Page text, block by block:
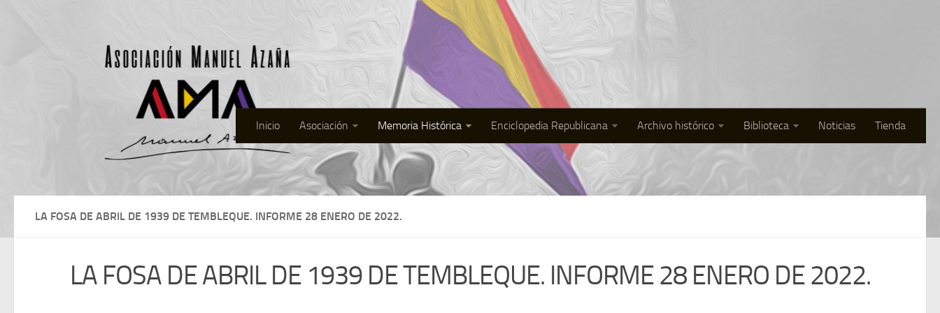
Inicio Asociación Memoria Histórica Enciclopedia Republicana Archivo histórico Biblioteca Noticias Tienda
LA FOSA DE ABRIL DE 1939 DE TEMBLEQUE. INFORME 28 ENERO DE 2022.
LA FOSA DE ABRIL DE 1939 DE TEMBLEQUE. INFORME 28 ENERO DE 2022.